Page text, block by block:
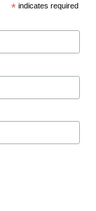
* indicates required